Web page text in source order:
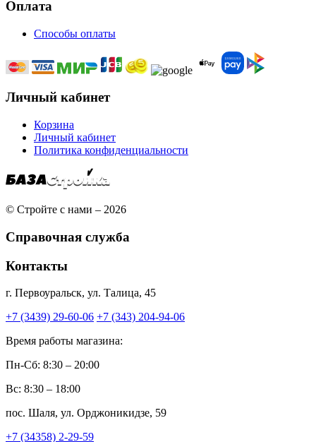
Оплата
Способы оплаты
Личный кабинет
Корзина
Личный кабинет
Политика конфиденциальности
© Стройте с нами – 2026
Справочная служба
Контакты
г. Первоуральск, ул. Талица, 45
+7 (3439) 29-60-06 +7 (343) 204-94-06
Время работы магазина:
Пн-Сб: 8:30 – 20:00
Вс: 8:30 – 18:00
пос. Шаля, ул. Орджоникидзе, 59
+7 (34358) 2-29-59